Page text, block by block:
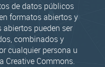
de datos públicos
formatos abiertos y
pueden ser
combinados y
cualquier persona u
Creative Commons.